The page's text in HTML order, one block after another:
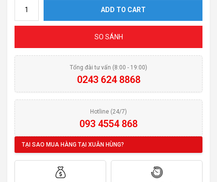
ADD TO CART
SO SÁNH
Tổng đài tư vấn (8:00 - 19:00)
0243 624 8868
Hotline (24/7)
093 4554 868
TẠI SAO MUA HÀNG TẠI XUÂN HÙNG?